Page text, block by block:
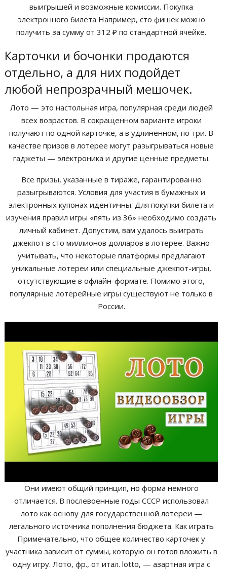
выигрышей и возможные комиссии. Покупка
электронного билета Например, сто фишек можно
получить за сумму от 312 ₽ по стандартной ячейке.
Карточки и бочонки продаются
отдельно, а для них подойдет
любой непрозрачный мешочек.
Лото — это настольная игра, популярная среди людей
всех возрастов. В сокращенном варианте игроки
получают по одной карточке, а в удлиненном, по три. В
качестве призов в лотерее могут разыгрываться новые
гаджеты — электроника и другие ценные предметы.
Все призы, указанные в тираже, гарантированно
разыгрываются. Условия для участия в бумажных и
электронных купонах идентичны. Для покупки билета и
изучения правил игры «пять из 36» необходимо создать
личный кабинет. Допустим, вам удалось выиграть
джекпот в сто миллионов долларов в лотерее. Важно
учитывать, что некоторые платформы предлагают
уникальные лотереи или специальные джекпот-игры,
отсутствующие в офлайн-формате. Помимо этого,
популярные лотерейные игры существуют не только в
России.
Они имеют общий принцип, но форма немного
отличается. В послевоенные годы СССР использовал
лото как основу для государственной лотереи —
легального источника пополнения бюджета. Как играть
Примечательно, что общее количество карточек у
участника зависит от суммы, которую он готов вложить в
одну игру. Лото, фр., от итал. lotto, — азартная игра с